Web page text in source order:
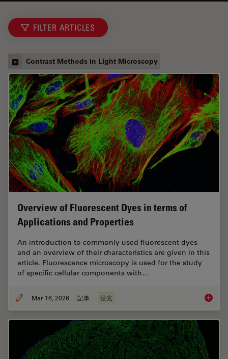
FILTER ARTICLES
Contrast Methods in Light Microscopy
Overview of Fluorescent Dyes in terms of
Applications and Properties
An introduction to commonly used fluorescent dyes
and an overview of their characteristics are given in this
article. Fluorescence microscopy is used for the study
of specific cellular components with…
Mar 16, 2026 記事 蛍光